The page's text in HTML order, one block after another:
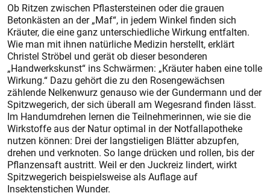
Ob Ritzen zwischen Pflastersteinen oder die grauen
Betonkästen an der „Maf“, in jedem Winkel finden sich
Kräuter, die eine ganz unterschiedliche Wirkung entfalten.
Wie man mit ihnen natürliche Medizin herstellt, erklärt
Christel Ströbel und gerät ob dieser besonderen
„Handwerkskunst“ ins Schwärmen: „Kräuter haben eine tolle
Wirkung.“ Dazu gehört die zu den Rosengewächsen
zählende Nelkenwurz genauso wie der Gundermann und der
Spitzwegerich, der sich überall am Wegesrand finden lässt.
Im Handumdrehen lernen die Teilnehmerinnen, wie sie die
Wirkstoffe aus der Natur optimal in der Notfallapotheke
nutzen können: Drei der langstieligen Blätter abzupfen,
drehen und verknoten. So lange drücken und rollen, bis der
Pflanzensaft austritt. Weil er den Juckreiz lindert, wirkt
Spitzwegerich beispielsweise als Auflage auf
Insektenstichen Wunder.